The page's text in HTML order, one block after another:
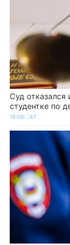
Суд
студентке по
18:08 47